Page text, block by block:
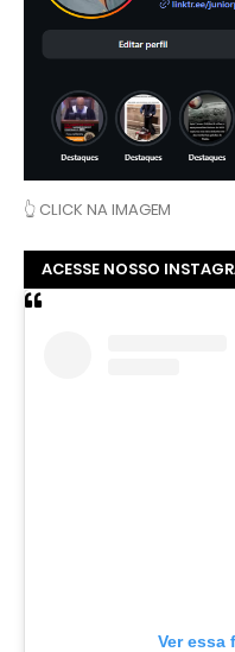
👆 CLICK NA IMAGEM
ACESSE NOSSO
Ver essa